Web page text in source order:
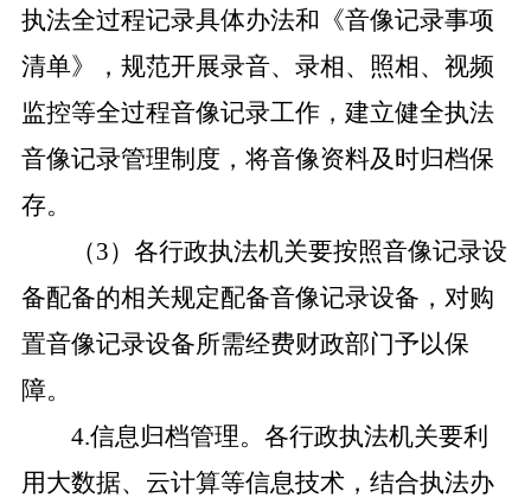
执法全过程记录具体办法和《音像记录事项
清单》，规范开展录音、录相、照相、视频
监控等全过程音像记录工作，建立健全执法
音像记录管理制度，将音像资料及时归档保
存。
（3）各行政执法机关要按照音像记录设
备配备的相关规定配备音像记录设备，对购
置音像记录设备所需经费财政部门予以保
障。
4.信息归档管理。各行政执法机关要利
用大数据、云计算等信息技术，结合执法办